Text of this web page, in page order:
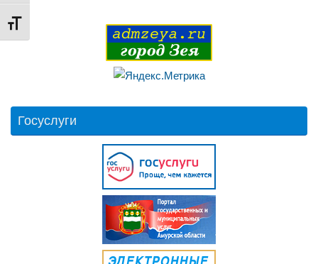
Переключить на увеличенный шрифт
Госуслуги